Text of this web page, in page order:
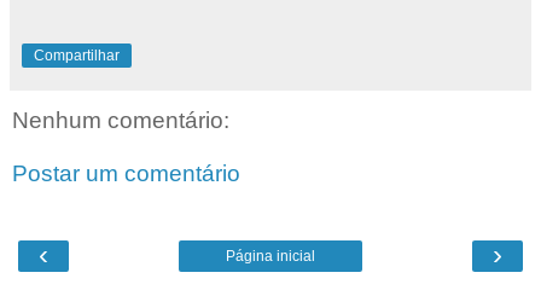
Compartilhar
Nenhum comentário:
Postar um comentário
‹ ›
Página inicial